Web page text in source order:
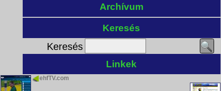
Archívum
Keresés
Keresés
Linkek
ehfTV.com